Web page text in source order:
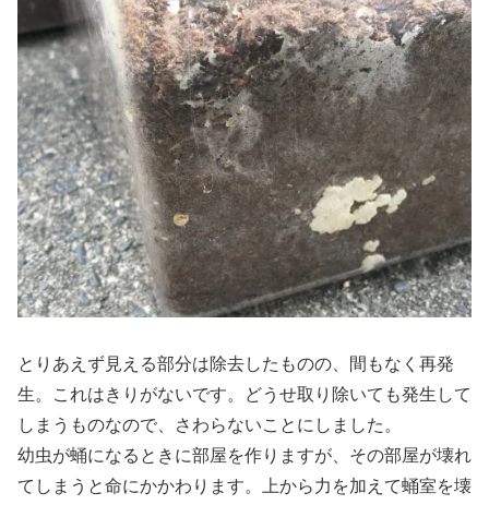
とりあえず見える部分は除去したものの、間もなく再発
生。これはきりがないです。どうせ取り除いても発生して
しまうものなので、さわらないことにしました。
幼虫が蛹になるときに部屋を作りますが、その部屋が壊れ
てしまうと命にかかわります。上から力を加えて蛹室を壊